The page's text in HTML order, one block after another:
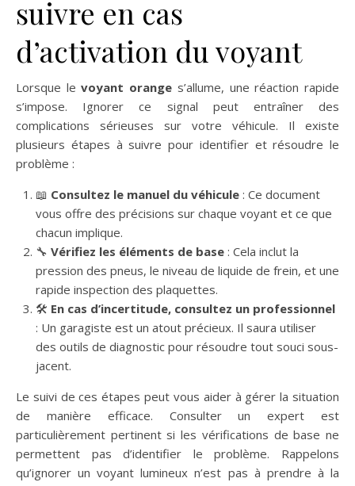
suivre en cas
d’activation du voyant
Lorsque levoyant orange s’allume, une réaction rapide
s’impose. Ignorer ce signal peut entraîner des
complications sérieuses sur votre véhicule. Il existe
plusieurs étapes à suivre pour identifier et résoudre le
problème :
📖 Consultez le manuel du véhicule : Ce document
vous offre des précisions sur chaque voyant et ce que
chacun implique.
🔧 Vérifiez les éléments de base : Cela inclut la
pression des pneus, le niveau de liquide de frein, et une
rapide inspection des plaquettes.
🛠️ En cas d’incertitude, consultez un professionnel
: Un garagiste est un atout précieux. Il saura utiliser
des outils de diagnostic pour résoudre tout souci sous-
jacent.
Le suivi de ces étapes peut vous aider à gérer la situation
de manière efficace. Consulter un expert est
particulièrement pertinent si les vérifications de base ne
permettent pas d’identifier le problème. Rappelons
qu’ignorer un voyant lumineux n’est pas à prendre à la